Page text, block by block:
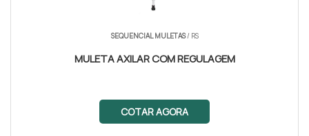
SEQUENCIAL MULETAS/ RS
MULETA AXILAR COM REGULAGEM
COTAR AGORA